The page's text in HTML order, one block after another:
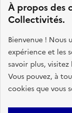
À propos des
Collectivités.
Bienvenue !
expérience et les
savoir plus, visitez
Vous pouvez, à
cookies que vous
Cohésion des
est disponible en
avec le système
legifrance.gouv.fr
service-
Plan du site